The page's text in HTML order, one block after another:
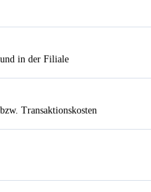
in der Filiale
Transaktionskosten